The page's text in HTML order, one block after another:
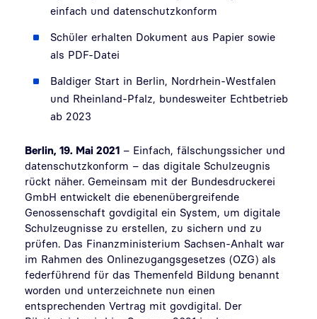
einfach und datenschutzkonform
Schüler erhalten Dokument aus Papier sowie
als PDF-Datei
Baldiger Start in Berlin, Nordrhein-Westfalen
und Rheinland-Pfalz, bundesweiter Echtbetrieb
ab 2023
Berlin, 19. Mai 2021 – Einfach, fälschungssicher und
datenschutzkonform – das digitale Schulzeugnis
rückt näher. Gemeinsam mit der Bundesdruckerei
GmbH entwickelt die ebenenübergreifende
Genossenschaft govdigital ein System, um digitale
Schulzeugnisse zu erstellen, zu sichern und zu
prüfen. Das Finanzministerium Sachsen-Anhalt war
im Rahmen des Onlinezugangsgesetzes (OZG) als
federführend für das Themenfeld Bildung benannt
worden und unterzeichnete nun einen
entsprechenden Vertrag mit govdigital. Der